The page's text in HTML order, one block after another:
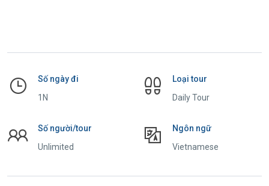
Số ngày đi
1N
Loại tour
Daily Tour
Số người/tour
Unlimited
Ngôn ngữ
Vietnamese